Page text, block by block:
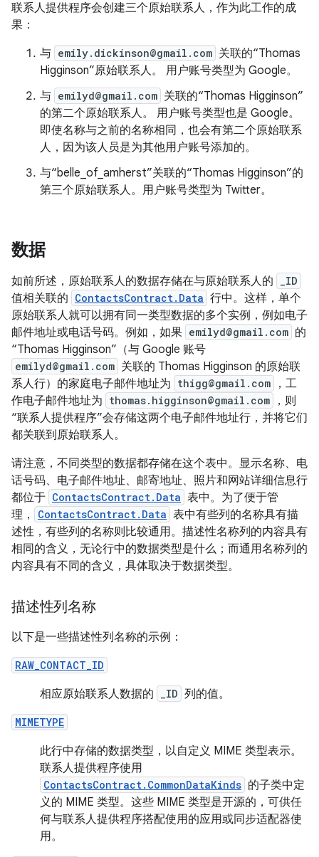
联系人提供程序会创建三个原始联系人，作为此工作的成
果：
与 emily.dickinson@gmail.com 关联的“Thomas
Higginson”原始联系人。 用户账号类型为 Google。
与 emilyd@gmail.com 关联的“Thomas Higginson”
的第二个原始联系人。 用户账号类型也是 Google。
即使名称与之前的名称相同，也会有第二个原始联系
人，因为该人员是为其他用户账号添加的。
与“belle_of_amherst”关联的“Thomas Higginson”的
第三个原始联系人。用户账号类型为 Twitter。
数据
如前所述，原始联系人的数据存储在与原始联系人的 _ID
值相关联的 ContactsContract.Data 行中。这样，单个
原始联系人就可以拥有同一类型数据的多个实例，例如电子
邮件地址或电话号码。例如，如果 emilyd@gmail.com 的
“Thomas Higginson”（与 Google 账号
emilyd@gmail.com 关联的 Thomas Higginson 的原始联
系人行）的家庭电子邮件地址为 thigg@gmail.com
，工
作电子邮件地址为 thomas.higginson@gmail.com
，则
“联系人提供程序”会存储这两个电子邮件地址行，并将它们
都关联到原始联系人。
请注意，不同类型的数据都存储在这个表中。显示名称、电
话号码、电子邮件地址、邮寄地址、照片和网站详细信息行
都位于 ContactsContract.Data 表中。为了便于管
理，
ContactsContract.Data 表中有些列的名称具有描
述性，有些列的名称则比较通用。描述性名称列的内容具有
相同的含义，无论行中的数据类型是什么；而通用名称列的
内容具有不同的含义，具体取决于数据类型。
描述性列名称
以下是一些描述性列名称的示例：
RAW_CONTACT_ID
相应原始联系人数据的 _ID 列的值。
MIMETYPE
此行中存储的数据类型，以自定义 MIME 类型表示。
联系人提供程序使用
ContactsContract.CommonDataKinds 的子类中定
义的 MIME 类型。这些 MIME 类型是开源的，可供任
何与联系人提供程序搭配使用的应用或同步适配器使
用。